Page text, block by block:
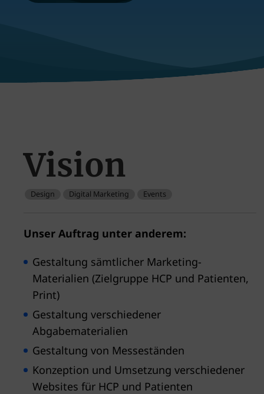
Vision
Design Digital Marketing Events
Unser Auftrag unter anderem:
Gestaltung sämtlicher Marketing-
Materialien (Zielgruppe HCP und Patienten,
Print)
Gestaltung verschiedener
Abgabematerialien
Gestaltung von Messeständen
Konzeption und Umsetzung verschiedener
Websites für HCP und Patienten